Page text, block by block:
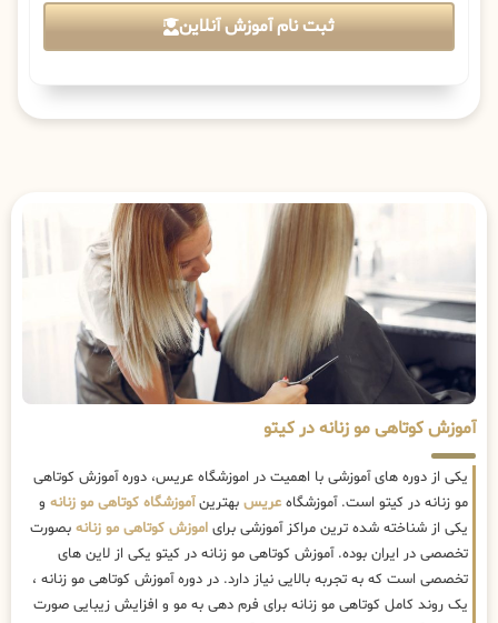
ثبت نام آموزش آنلاین
آموزش کوتاهی مو زنانه در کیتو
یکی از دوره های آموزشی با اهمیت در اموزشگاه عریس، دوره آموزش کوتاهی
مو زنانه در کیتو است. آموزشگاه عریس بهترینآموزشگاه کوتاهی مو زنانه و
یکی از شناخته شده ترین مراکز آموزشی برای اموزش کوتاهی مو زنانه بصورت
تخصصی در ایران بوده. آموزش کوتاهی مو زنانه در کیتو یکی از لاین های
تخصصی است که به تجربه بالایی نیاز دارد. در دوره آموزش کوتاهی مو زنانه ،
یک روند کامل کوتاهی مو زنانه برای فرم دهی به مو و افزایش زیبایی صورت